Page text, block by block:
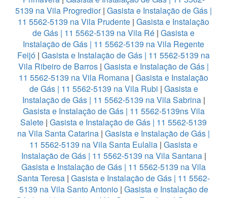
5139 na Vila Progredior| Gasista e Instalação de Gás |
11 5562-5139 na Vila Prudente | Gasista e Instalação
de Gás | 11 5562-5139 na Vila Ré | Gasista e
Instalação de Gás | 11 5562-5139 na Vila Regente
Feijó | Gasista e Instalação de Gás | 11 5562-5139 na
Vila Ribeiro de Barros | Gasista e Instalação de Gás |
11 5562-5139 na Vila Romana | Gasista e Instalação
de Gás | 11 5562-5139 na Vila Rubi | Gasista e
Instalação de Gás | 11 5562-5139 na Vila Sabrina|
Gasista e Instalação de Gás | 11 5562-5139ns Vila
Salete | Gasista e Instalação de Gás | 11 5562-5139
na Vila Santa Catarina | Gasista e Instalação de Gás |
11 5562-5139 na Vila Santa Eulalia | Gasista e
Instalação de Gás | 11 5562-5139 na Vila Santana|
Gasista e Instalação de Gás | 11 5562-5139 na Vila
Santa Teresa | Gasista e Instalação de Gás | 11 5562-
5139 na Vila Santo Antonio| Gasista e Instalação de